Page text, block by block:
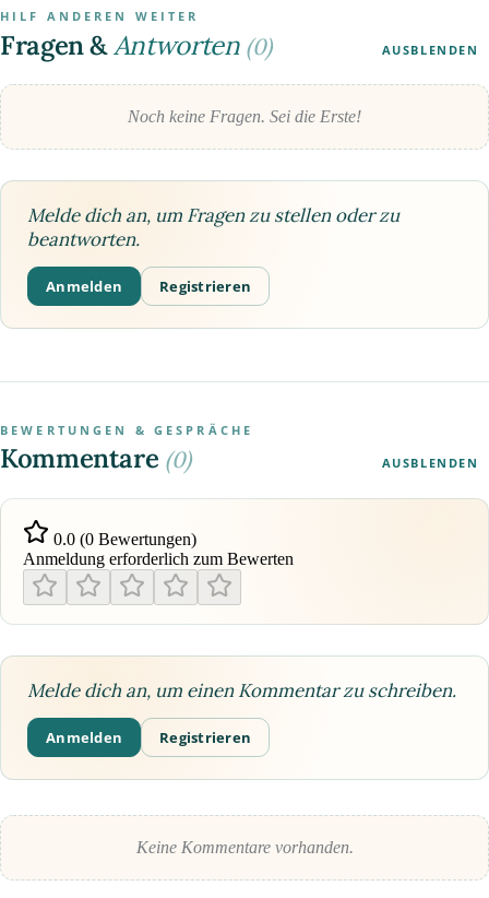
HILF ANDEREN WEITER
Fragen &Antworten (0) AUSBLENDEN
Noch keine Fragen. Sei die Erste!
Melde dich an, um Fragen zu stellen oder zu
beantworten.
Anmelden Registrieren
BEWERTUNGEN & GESPRÄCHE
Kommentare (0) AUSBLENDEN
0.0 (0 Bewertungen)
Anmeldung erforderlich zum Bewerten
Melde dich an, um einen Kommentar zu schreiben.
Anmelden Registrieren
Keine Kommentare vorhanden.